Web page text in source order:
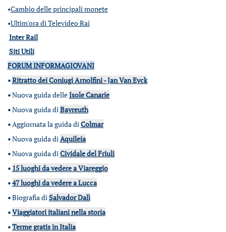
•Cambio delle principali monete
•Ultim'ora di Televideo Rai
Inter Rail
Siti Utili
FORUM INFORMAGIOVANI
•Ritratto dei Coniugi Arnolfini - Jan Van Eyck
•Nuova guida delleIsole Canarie
•Nuova guida diBayreuth
•Aggiornata la guida diColmar
•Nuova guida diAquileia
•Nuova guida diCividale del Friuli
• 15 luoghi da vedere a Viareggio
•47 luoghi da vedere a Lucca
•Biografia diSalvador Dalì
•Viaggiatori italiani nella storia
•Terme gratis in Italia